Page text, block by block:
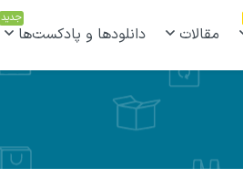
مقالات دانلودها و پادکست‌ها
جدید